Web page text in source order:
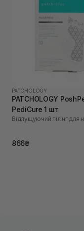
PATCHOLOGY
PATCHOLOGY
PediCure 1 шт
Відлущуючий пілінг для
866₴